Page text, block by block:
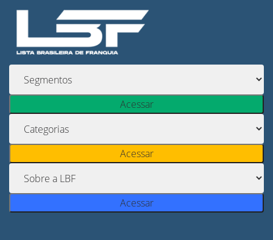
Acessar
Acessar
Acessar